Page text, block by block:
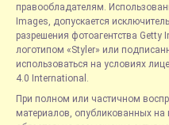
правообладателям.
Images, допускается
разрешения фотоагентства
логотипом «Styler» или
использоваться на условиях
4.0 International.
При полном или частичном
материалов, опубликованных на